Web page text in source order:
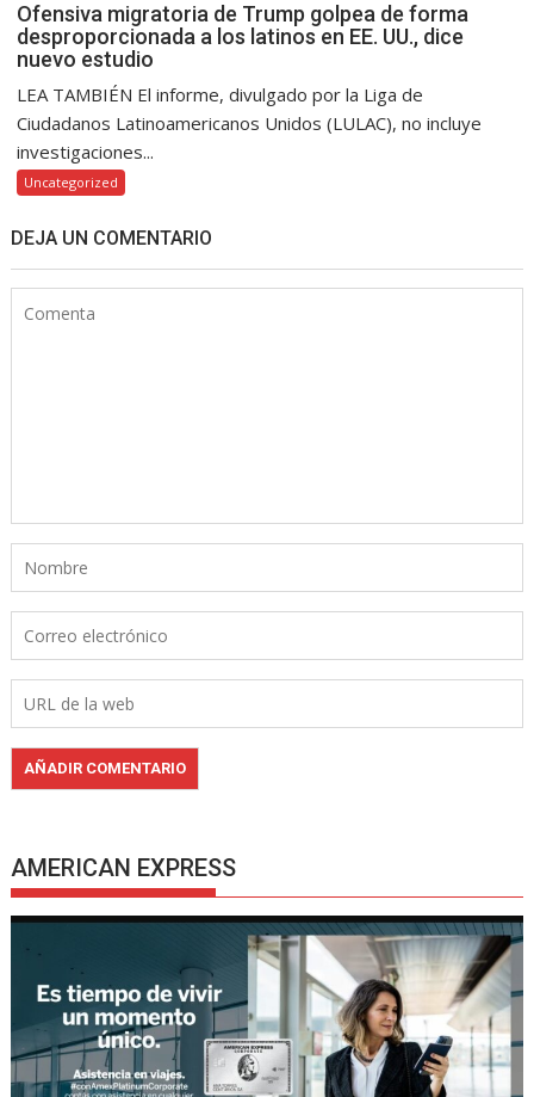
Ofensiva migratoria de Trump golpea de forma
desproporcionada a los latinos en EE. UU., dice
nuevo estudio
LEA TAMBIÉN El informe, divulgado por la Liga de
Ciudadanos Latinoamericanos Unidos (LULAC), no incluye
investigaciones...
Uncategorized
DEJA UN COMENTARIO
AMERICAN EXPRESS